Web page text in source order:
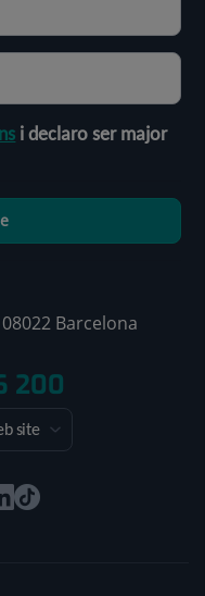
i declaro ser major
Barcelona
200
site
AquestEnllaç